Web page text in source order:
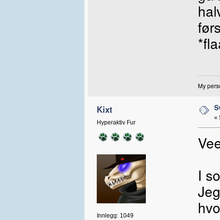
My
Kixt
Hyperaktiv Fur
Innlegg: 1049
«
I